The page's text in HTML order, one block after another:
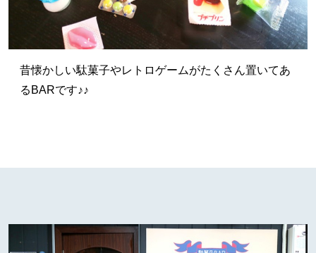
昔懐かしい駄菓子やレトロゲームがたくさん置いてあ
るBARです♪♪